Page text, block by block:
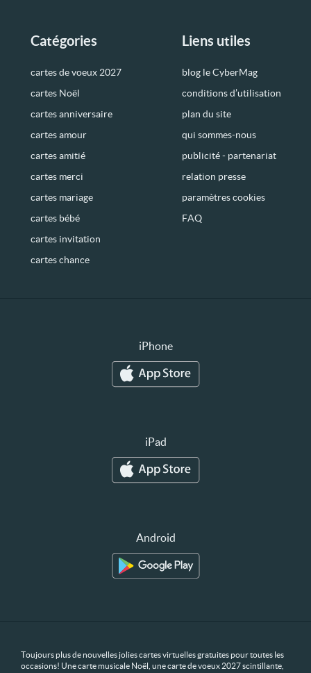
Catégories
cartes de voeux 2027
cartes Noël
cartes anniversaire
cartes amour
cartes amitié
cartes merci
cartes mariage
cartes bébé
cartes invitation
cartes chance
Liens utiles
blog le CyberMag
conditions d’utilisation
plan du site
qui sommes-nous
publicité - partenariat
relation presse
paramètres cookies
FAQ
iPhone
iPad
Android
Toujours plus de nouvelles jolies cartes virtuelles gratuites pour toutes les
occasions! Une carte musicale Noël, une carte de voeux 2027 scintillante,